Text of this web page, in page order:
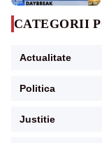
CATEGORII
Actualitate
Politica
Justitie